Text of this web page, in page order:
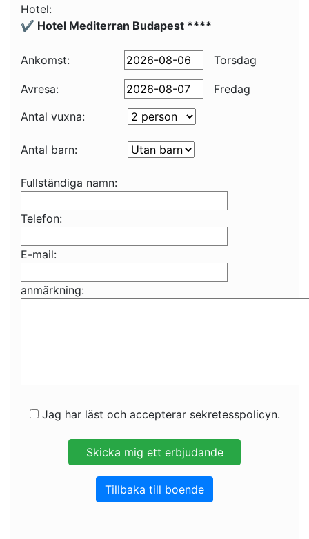
Hotel:
✔️ Hotel Mediterran Budapest ****
Ankomst: Torsdag
Avresa:
Fredag
Antal vuxna:
Antal barn:
Fullständiga namn:
Telefon:
E-mail:
anmärkning:
Jag har läst och accepterar sekretesspolicyn.
Tillbaka till boende